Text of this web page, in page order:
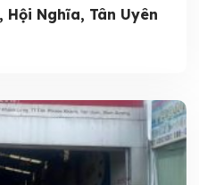
Nghĩa, Tân Uyên